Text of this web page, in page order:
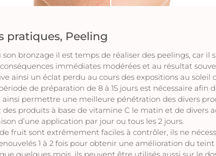
pratiques, Peeling
bronzage il est temps de réaliser des peelings, car il
immédiates modérées et au résultat
ainsi un éclat perdu au cours des expositions au soleil
de préparation de 8 à 15 jours est nécessaire afin
ainsi permettre une meilleure pénétration des divers
produits à base de vitamine C le matin et de divers
d’une application par jour ou tous les 2 jours.
fruit sont extrêmement faciles à contrôler, ils ne
1 à 2 fois pour obtenir une amélioration du